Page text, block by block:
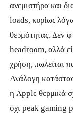
ανεμιστήρα και
loads, κυρίως
θερμότητας. Δεν
headroom, αλλά
χρήση, πωλείται
Ανάλογη
η Apple θερμικά
όχι peak gaming